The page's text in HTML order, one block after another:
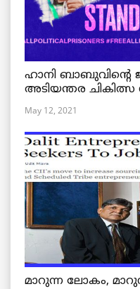
ഹാനി
അടിയന്തര
May 12, 2021
മാറുന്ന ലോകം,